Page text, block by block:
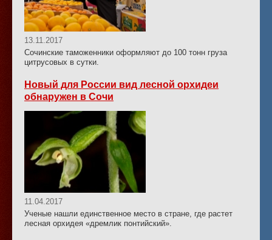
13.11.2017
Сочинские таможенники оформляют до 100 тонн груза
цитрусовых в сутки.
Новый для России вид лесной орхидеи
обнаружен в Сочи
11.04.2017
Ученые нашли единственное место в стране, где растет
лесная орхидея «дремлик понтийский».